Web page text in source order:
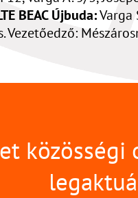
BEAC Újbuda:Varga